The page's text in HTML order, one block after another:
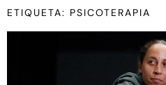
ETIQUETA: PSICOTERAPIA